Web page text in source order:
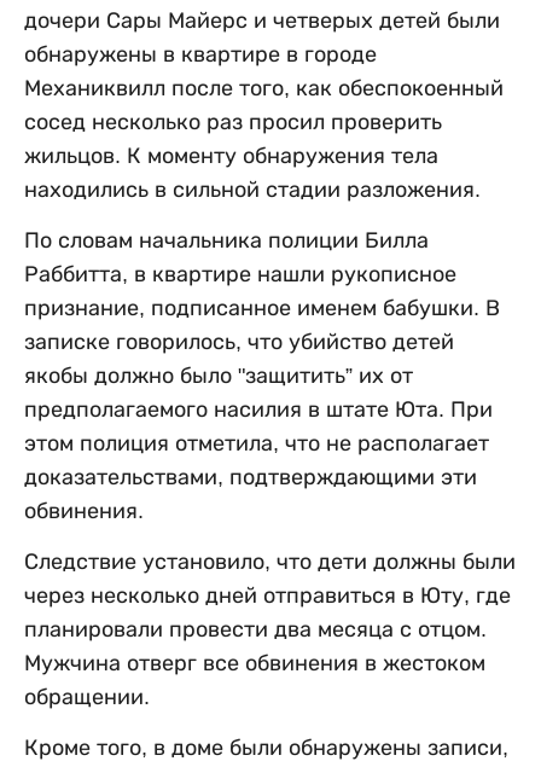
дочери Сары Майерс и четверых детей были
обнаружены в квартире в городе
Механиквилл после того, как обеспокоенный
сосед несколько раз просил проверить
жильцов. К моменту обнаружения тела
находились в сильной стадии разложения.
По словам начальника полиции Билла
Раббитта, в квартире нашли рукописное
признание, подписанное именем бабушки. В
записке говорилось, что убийство детей
якобы должно было "защитить” их от
предполагаемого насилия в штате Юта. При
этом полиция отметила, что не располагает
доказательствами, подтверждающими эти
обвинения.
Следствие установило, что дети должны были
через несколько дней отправиться в Юту, где
планировали провести два месяца с отцом.
Мужчина отверг все обвинения в жестоком
обращении.
Кроме того, в доме были обнаружены записи,